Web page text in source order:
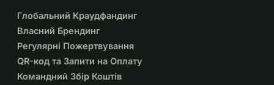
Глобальний Краудфандинг
Власний Брендинг
Регулярні Пожертвування
QR-код та Запити на Оплату
Командний Збір Коштів